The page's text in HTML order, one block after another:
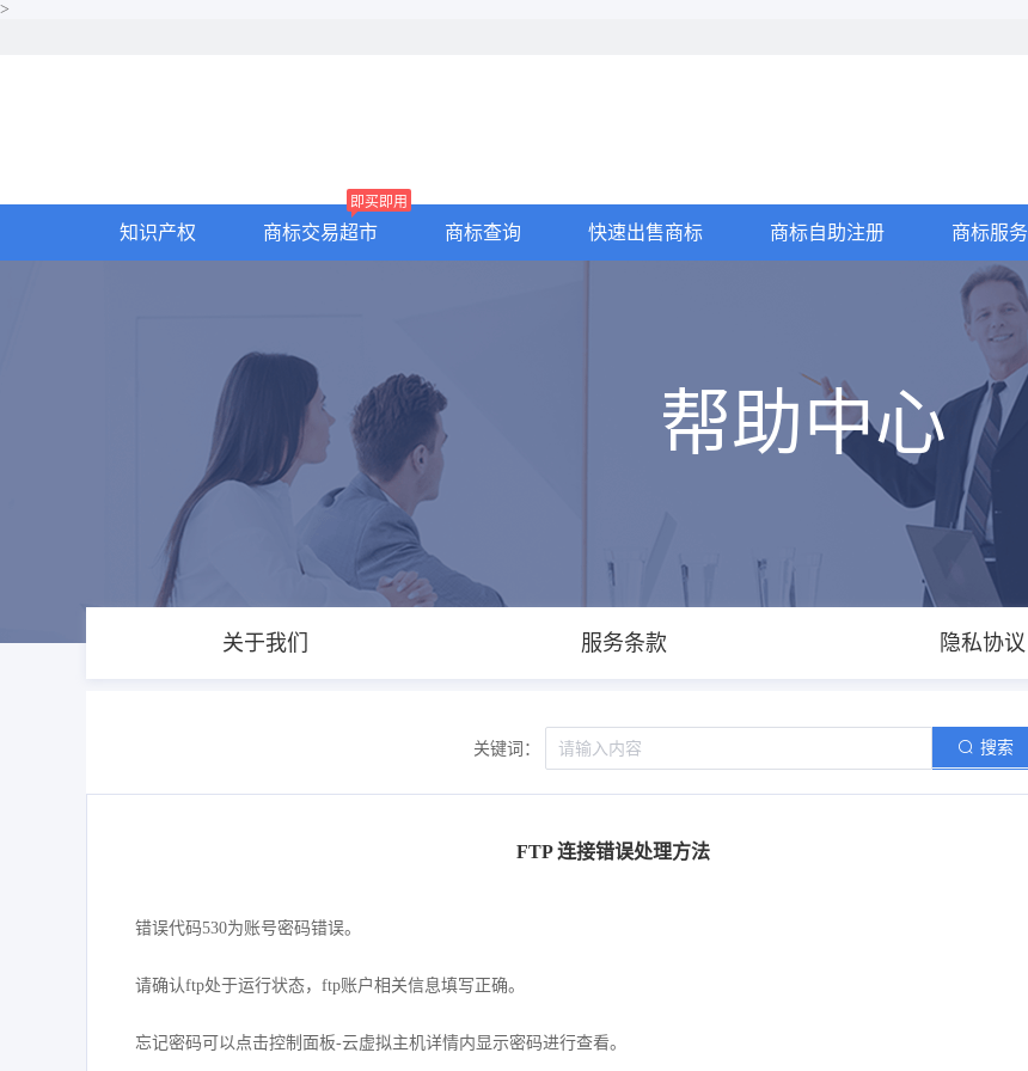
>
知识产权 商标交易超市
即买即用
商标查询 快速出售商标 商标自助注册 商标服务
帮助中心
关于我们 服务条款 隐私协议
关键词： 搜索
FTP 连接错误处理方法
错误代码530为账号密码错误。
请确认ftp处于运行状态，ftp账户相关信息填写正确。
忘记密码可以点击控制面板-云虚拟主机详情内显示密码进行查看。